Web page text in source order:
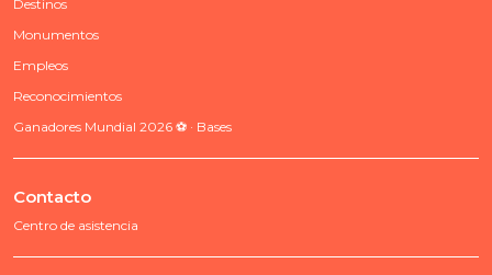
Destinos
Monumentos
Empleos
Reconocimientos
Ganadores Mundial 2026 ⚽ · Bases
Contacto
Centro de asistencia